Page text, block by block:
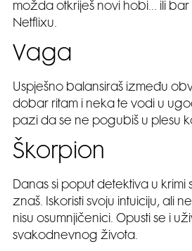
možda otkriješ novi hobi… ili bar
Netflixu.
Vaga
Uspješno balansiraš između
dobar ritam i neka te vodi u
pazi da se ne pogubiš u plesu
Škorpion
Danas si poput detektiva u krimi
znaš. Iskoristi svoju intuiciju, ali
nisu osumnjičenici. Opusti se i
svakodnevnog života.